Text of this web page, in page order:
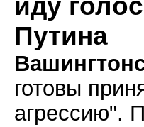
иду
Путина
готовы
агрессию".